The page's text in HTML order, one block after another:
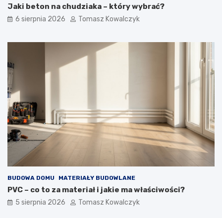
Jaki beton na chudziaka – który wybrać?
6 sierpnia 2026 Tomasz Kowalczyk
BUDOWA DOMU MATERIAŁY BUDOWLANE
PVC – co to za materiał i jakie ma właściwości?
5 sierpnia 2026 Tomasz Kowalczyk